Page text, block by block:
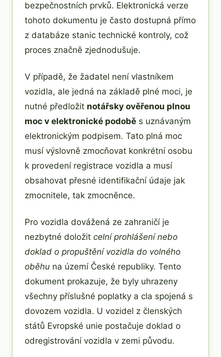
bezpečnostních prvků. Elektronická verze
tohoto dokumentu je často dostupná přímo
z databáze stanic technické kontroly, což
proces značně zjednodušuje.
V případě, že žadatel není vlastníkem
vozidla, ale jedná na základě plné moci, je
nutné předložit notářsky ověřenou plnou
moc v elektronické podobě s uznávaným
elektronickým podpisem. Tato plná moc
musí výslovně zmocňovat konkrétní osobu
k provedení registrace vozidla a musí
obsahovat přesné identifikační údaje jak
zmocnitele, tak zmocněnce.
Pro vozidla dovážená ze zahraničí je
nezbytné doložit celní prohlášení nebo
doklad o propuštění vozidla do volného
oběhu na území České republiky. Tento
dokument prokazuje, že byly uhrazeny
všechny příslušné poplatky a cla spojená s
dovozem vozidla. U vozidel z členských
států Evropské unie postačuje doklad o
odregistrování vozidla v zemi původu.